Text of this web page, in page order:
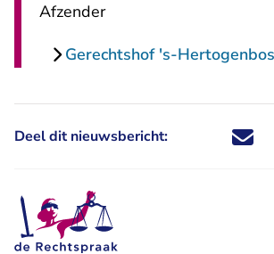
Afzender
Gerechtshof 's-
Deel dit nieuwsbericht: Deel dit
Deel dit
Deel